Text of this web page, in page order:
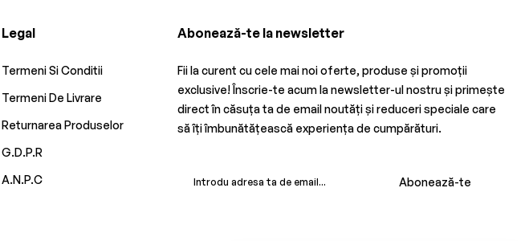
Legal
Termeni Si Conditii
Termeni De Livrare
Returnarea Produselor
G.D.P.R
A.N.P.C
Abonează-te la newsletter
Fii la curent cu cele mai noi oferte, produse și promoții
exclusive! Înscrie-te acum la newsletter-ul nostru și primește
direct în căsuța ta de email noutăți și reduceri speciale care
să îți îmbunătățească experiența de cumpărături.
Abonează-te